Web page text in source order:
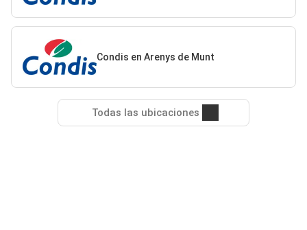
Condis en Arenys de Munt
Todas las ubicaciones